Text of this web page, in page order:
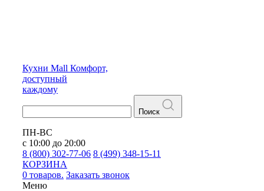
Кухни Mall Комфорт,
доступный
каждому
Поиск
ПН-ВС
с 10:00 до 20:00
8 (800) 302-77-06 8 (499) 348-15-11
КОРЗИНА
0 товаров. Заказать звонок
Меню